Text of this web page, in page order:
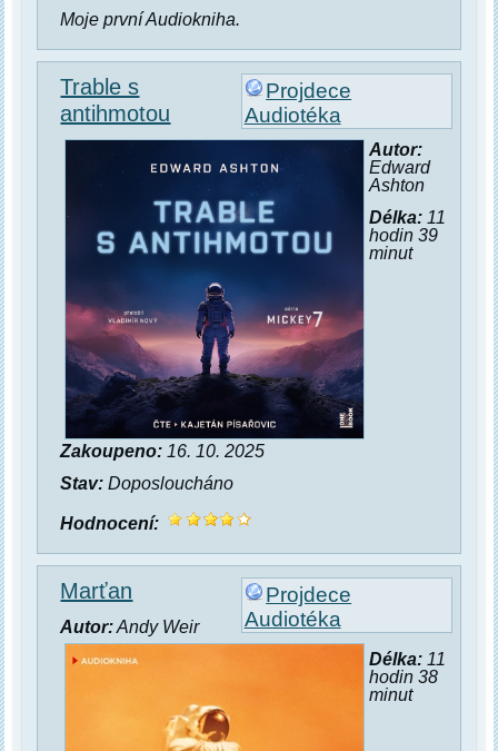
Moje první Audiokniha.
Projdece
Audiotéka
Trable s
antihmotou
Autor:
Edward
Ashton
Délka:11
hodin 39
minut
Zakoupeno: 16. 10. 2025
Stav: Doposloucháno
Hodnocení:
Projdece
Audiotéka
Marťan
Autor:Andy Weir
Délka:11
hodin 38
minut